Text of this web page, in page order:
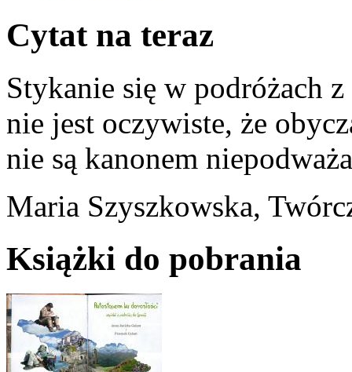
Cytat na teraz
Stykanie się w podróżach
nie jest oczywiste, że
nie są kanonem
Maria Szyszkowska,
Książki do pobrania